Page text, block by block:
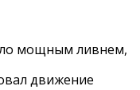
мощным ливнем,
движение